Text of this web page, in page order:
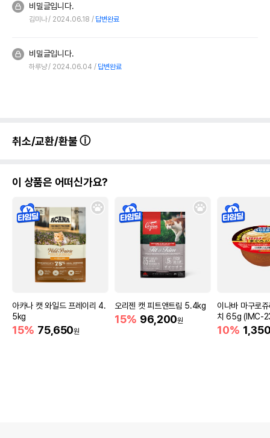
비밀글입니다.
김미나 2024.06.18 답변완료
비밀글입니다.
하루냥 2024.06.04 답변완료
취소/교환/환불
이 상품은 어떠신가요?
아카나 캣 와일드 프레이리 4.
5kg
15% 75,650원
오리젠 캣 피트앤트림 5.4kg
15% 96,200원
이나바 마구로
치 65g (IMC-
10%